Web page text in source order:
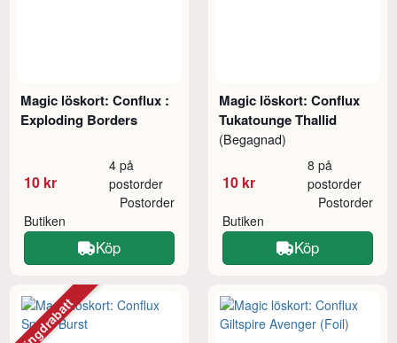
Magic löskort: Conflux :
Exploding Borders
10 kr
4 på
postorder
Butiken
Postorder
Köp
Magic löskort: Conflux
Tukatounge Thallid
(Begagnad)
10 kr
8 på
postorder
Butiken
Postorder
Köp
Mängdrabatt